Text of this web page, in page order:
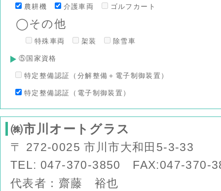
農耕機 介護車両 ゴルフカート
◯その他
特殊車両 架装 除雪車
⑤国家資格
特定整備認証（分解整備＋電子制御装置）
特定整備認証（電子制御装置）
㈱市川オートグラス
〒 272-0025 市川市大和田5-3-33
TEL: 047-370-3850 FAX:047-370-
代表者：齋藤 裕也